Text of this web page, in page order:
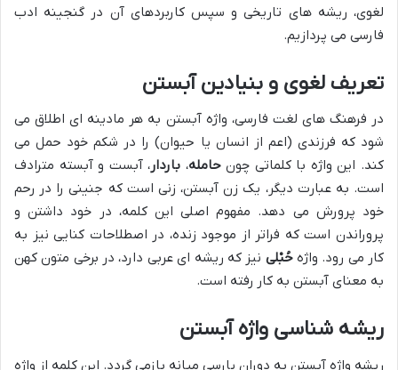
لغوی، ریشه های تاریخی و سپس کاربردهای آن در گنجینه ادب
فارسی می پردازیم.
تعریف لغوی و بنیادین آبستن
در فرهنگ های لغت فارسی، واژه آبستن به هر مادینه ای اطلاق می
شود که فرزندی (اعم از انسان یا حیوان) را در شکم خود حمل می
کند. این واژه با کلماتی چونحامله، باردار، آبست و آبسته مترادف
است. به عبارت دیگر، یک زن آبستن، زنی است که جنینی را در رحم
خود پرورش می دهد. مفهوم اصلی این کلمه، در خود داشتن و
پروراندن است که فراتر از موجود زنده، در اصطلاحات کنایی نیز به
کار می رود. واژهحُبْلی نیز که ریشه ای عربی دارد، در برخی متون کهن
به معنای آبستن به کار رفته است.
ریشه شناسی واژه آبستن
ریشه واژه آبستن به دوران پارسی میانه بازمی گردد. این کلمه از واژه